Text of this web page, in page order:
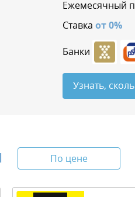
Ежемесячный
Ставка от0%
Банки
Узнать,
По цене